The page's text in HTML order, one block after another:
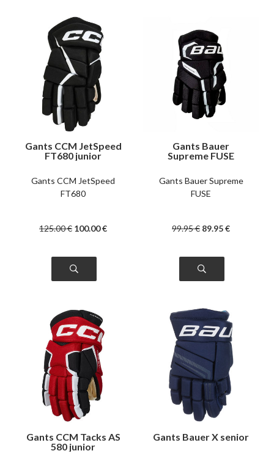
Gants CCM JetSpeed
FT680 junior
Gants CCM JetSpeed
FT680
125.00€ 100.00€
Gants Bauer
Supreme FUSE
Gants Bauer Supreme
FUSE
99.95€ 89.95€
Gants CCM Tacks AS
580 junior
Gants Bauer X senior